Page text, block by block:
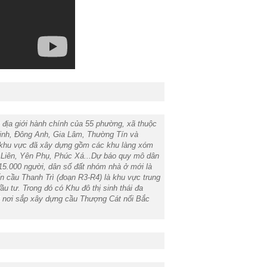
giới hành chính của 55 phường, xã thuộc
Đông Anh, Gia Lâm, Thường Tín và
vực đã xây dựng gồm các khu làng xóm
Yên Phụ, Phúc Xá...Dự báo quy mô dân
người, dân số đất nhóm nhà ở mới là
cầu Thanh Trì (đoạn R3-R4) là khu vực trung
tư. Trong đó có Khu đô thị sinh thái đa
sắp xây dựng cầu Thượng Cát nối Bắc